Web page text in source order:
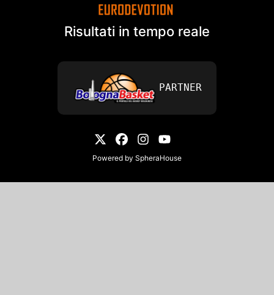
Risultati in tempo reale
PARTNER
Powered by SpheraHouse